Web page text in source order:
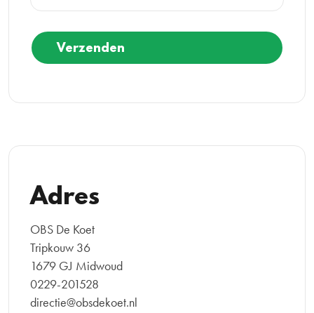
Verzenden
Adres
OBS De Koet
Tripkouw 36
1679 GJ Midwoud
0229-201528
directie@obsdekoet.nl